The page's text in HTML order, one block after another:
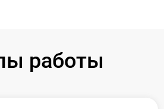
работы